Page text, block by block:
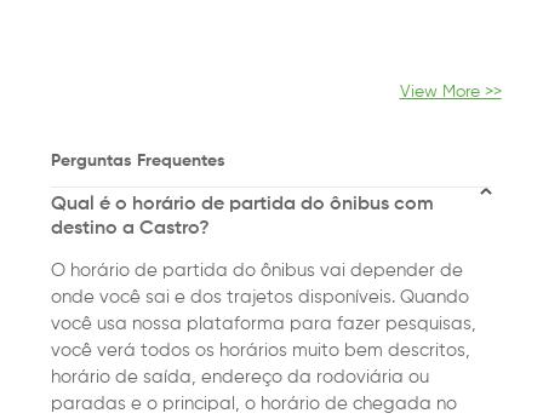
View More >>
Perguntas Frequentes
Qual é o horário de partida do ônibus com
destino a Castro?
O horário de partida do ônibus vai depender de
onde você sai e dos trajetos disponíveis. Quando
você usa nossa plataforma para fazer pesquisas,
você verá todos os horários muito bem descritos,
horário de saída, endereço da rodoviária ou
paradas e o principal, o horário de chegada no